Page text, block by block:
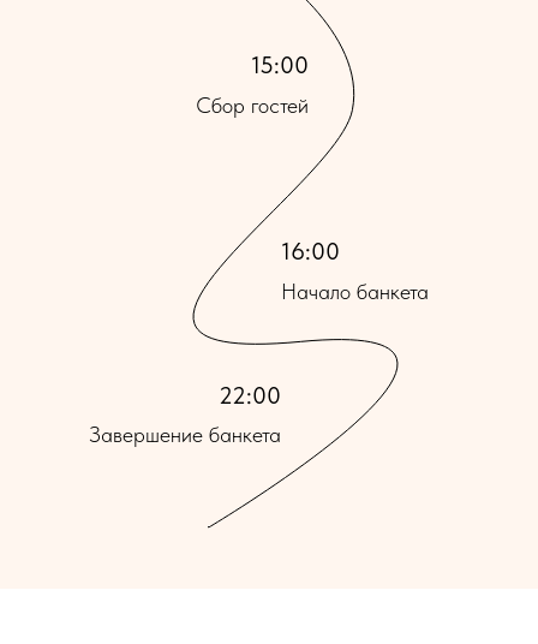
Завершение банкета
Начало банкета
15:00
16:00
22:00
Сбор гостей